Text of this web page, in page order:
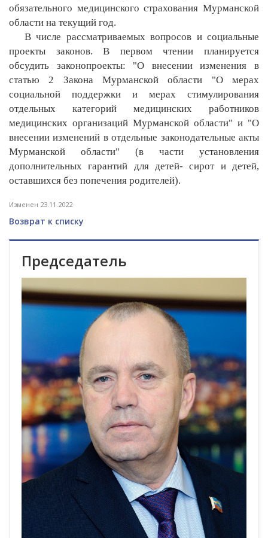
обязательного медицинского страхования Мурманской
области на текущий год.
В числе рассматриваемых вопросов и социальные
проекты законов. В первом чтении планируется
обсудить законопроекты: "О внесении изменения в
статью 2 Закона Мурманской области "О мерах
социальной поддержки и мерах стимулирования
отдельных категорий медицинских работников
медицинских организаций Мурманской области" и "О
внесении изменений в отдельные законодательные акты
Мурманской области" (в части установления
дополнительных гарантий для детей- сирот и детей,
оставшихся без попечения родителей).
Изменен 23.11.2022
Возврат к списку
Председатель